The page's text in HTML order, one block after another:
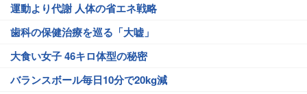
運動より代謝 人体の省エネ戦略
歯科の保健治療を巡る「大嘘」
大食い女子 46キロ体型の秘密
バランスボール毎日10分で20kg減